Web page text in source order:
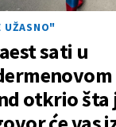
UŽASNO"
sati u
otkrio šta